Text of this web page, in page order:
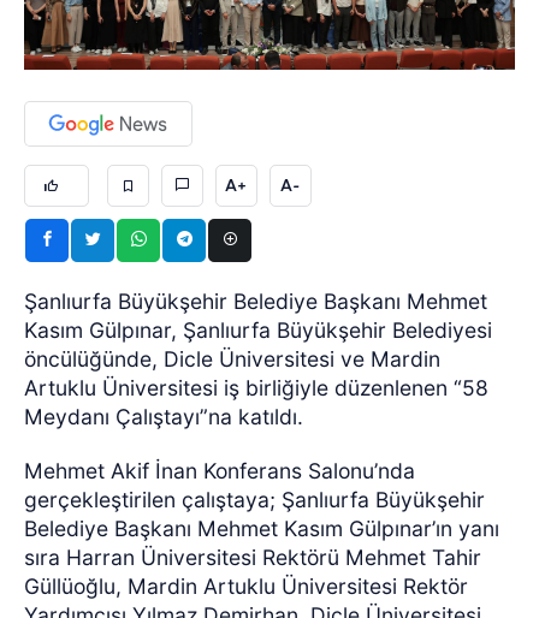
A+ A-
Şanlıurfa Büyükşehir Belediye Başkanı Mehmet
Kasım Gülpınar, Şanlıurfa Büyükşehir Belediyesi
öncülüğünde, Dicle Üniversitesi ve Mardin
Artuklu Üniversitesi iş birliğiyle düzenlenen “58
Meydanı Çalıştayı”na katıldı.
Mehmet Akif İnan Konferans Salonu’nda
gerçekleştirilen çalıştaya; Şanlıurfa Büyükşehir
Belediye Başkanı Mehmet Kasım Gülpınar’ın yanı
sıra Harran Üniversitesi Rektörü Mehmet Tahir
Güllüoğlu, Mardin Artuklu Üniversitesi Rektör